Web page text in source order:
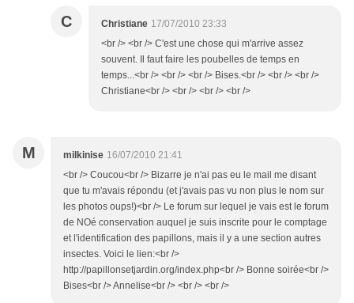
C Christiane 17/07/2010 23:33
<br /> <br /> C'est une chose qui m'arrive assez
souvent. Il faut faire les poubelles de temps en
temps...<br /> <br /> <br /> Bises.<br /> <br /> <br />
Christiane<br /> <br /> <br /> <br />
M milkinise 16/07/2010 21:41
<br /> Coucou<br /> Bizarre je n'ai pas eu le mail me disant
que tu m'avais répondu (et j'avais pas vu non plus le nom sur
les photos oups!)<br /> Le forum sur lequel je vais est le forum
de NOé conservation auquel je suis inscrite pour le comptage
et l'identification des papillons, mais il y a une section autres
insectes. Voici le lien:<br />
http://papillonsetjardin.org/index.php<br /> Bonne soirée<br />
Bises<br /> Annelise<br /> <br /> <br />